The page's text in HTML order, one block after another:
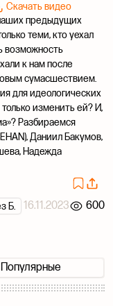
Скачать видео
предыдущих
теми, кто уехал
возможность
к нам после
сумасшествием.
для идеологических
изменить ей? И,
Разбираемся
Даниил Бакумов,
Надежда
16.11.2023 600
Б.
Популярные